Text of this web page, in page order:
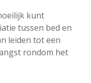
kunt
tussen bed en
leiden tot een
rondom het